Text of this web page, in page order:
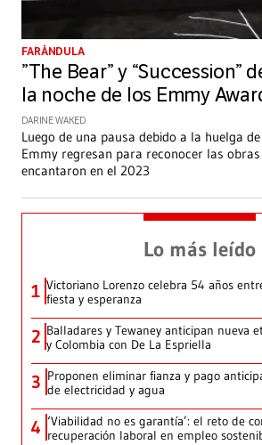
FARÁNDULA
”The Bear” y “Succession”
la noche de los Emmy
DARINE WAKED
Luego de una pausa debido a la huelga
Emmy regresan para reconocer las
encantaron en el 2023
Lo más leído
1 Victoriano Lorenzo celebra 54 años
fiesta y esperanza
2 Balladares y Tewaney anticipan nueva
y Colombia con De La Espriella
3 Proponen eliminar fianza y pago
de electricidad y agua
4 ‘Viabilidad no es garantía’: el reto de
recuperación laboral en empleo